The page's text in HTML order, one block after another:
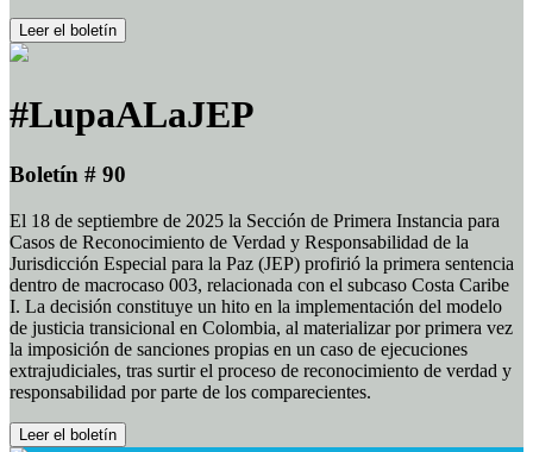
Leer el boletín
#LupaALaJEP
Boletín # 90
El 18 de septiembre de 2025 la Sección de Primera Instancia para
Casos de Reconocimiento de Verdad y Responsabilidad de la
Jurisdicción Especial para la Paz (JEP) profirió la primera sentencia
dentro de macrocaso 003, relacionada con el subcaso Costa Caribe
I. La decisión constituye un hito en la implementación del modelo
de justicia transicional en Colombia, al materializar por primera vez
la imposición de sanciones propias en un caso de ejecuciones
extrajudiciales, tras surtir el proceso de reconocimiento de verdad y
responsabilidad por parte de los comparecientes.
Leer el boletín